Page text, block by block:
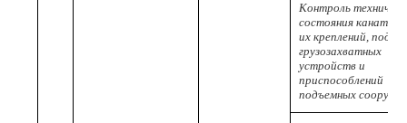
Контроль
состояния канатов,
их креплений,
грузозахватных
устройств и
приспособлений
подъемных